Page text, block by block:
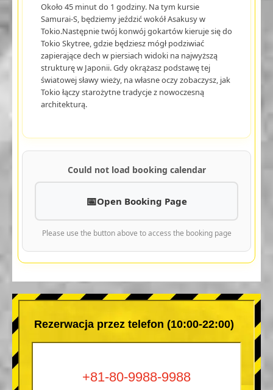
Około 45 minut do 1 godziny. Na tym kursie
Samurai-S, będziemy jeździć wokół Asakusy w
Tokio.Następnie twój konwój gokartów kieruje się do
Tokio Skytree, gdzie będziesz mógł podziwiać
zapierające dech w piersiach widoki na najwyższą
strukturę w Japonii. Gdy okrążasz podstawę tej
światowej sławy wieży, na własne oczy zobaczysz, jak
Tokio łączy starożytne tradycje z nowoczesną
architekturą.
Could not load booking calendar
Open Booking Page
Please use the button above to access the booking page
Rezerwacja przez telefon (10:00-22:00)
+81-80-9988-9988